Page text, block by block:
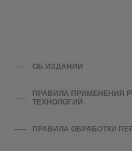
ОБ ИЗДАНИИ
ПРАВИЛА ПРИМЕНЕНИЯ
ТЕХНОЛОГИЙ
ПРАВИЛА ОБРАБОТКИ